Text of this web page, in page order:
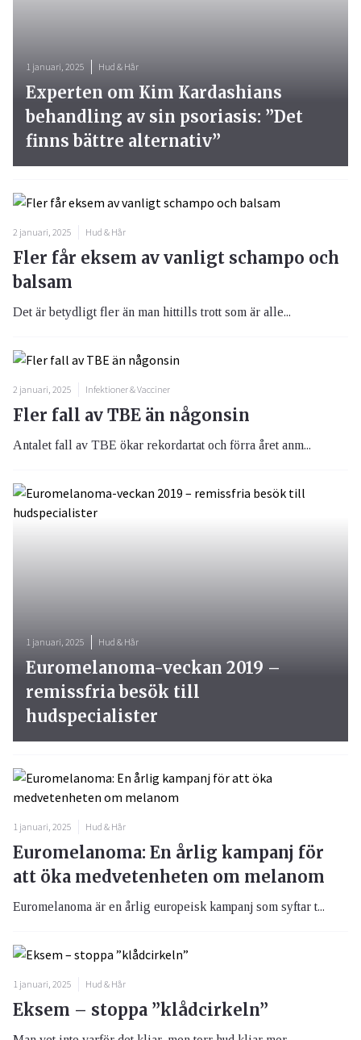
2 januari, 2025 Hud & Hår
Fler får eksem av vanligt schampo och
balsam
Det är betydligt fler än man hittills trott som är alle...
2 januari, 2025 Infektioner & Vacciner
Fler fall av TBE än någonsin
Antalet fall av TBE ökar rekordartat och förra året anm...
1 januari, 2025 Hud & Hår
Experten om Kim Kardashians
behandling av sin psoriasis: ”Det
finns bättre alternativ”
1 januari, 2025 Hud & Hår
Euromelanoma-veckan 2019 –
remissfria besök till
hudspecialister
1 januari, 2025 Hud & Hår
Euromelanoma: En årlig kampanj för
att öka medvetenheten om melanom
Euromelanoma är en årlig europeisk kampanj som syftar t...
1 januari, 2025 Hud & Hår
Eksem – stoppa ”klådcirkeln”